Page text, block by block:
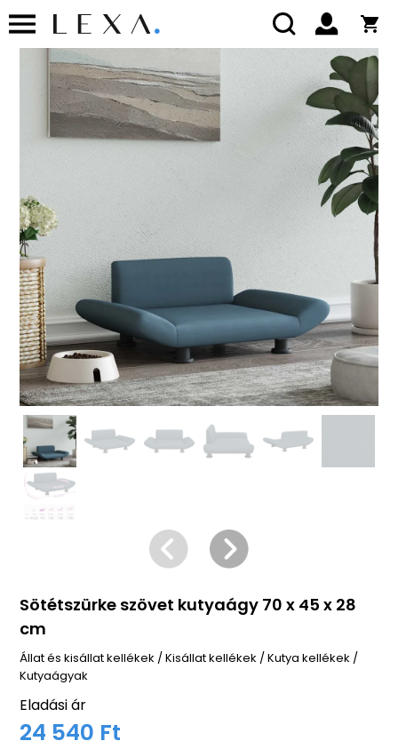
Sötétszürke szövet kutyaágy 70 x 45 x 28
cm
Állat és kisállat kellékek /Kisállat kellékek /Kutya kellékek /
Kutyaágyak
Eladási ár
24 540 Ft